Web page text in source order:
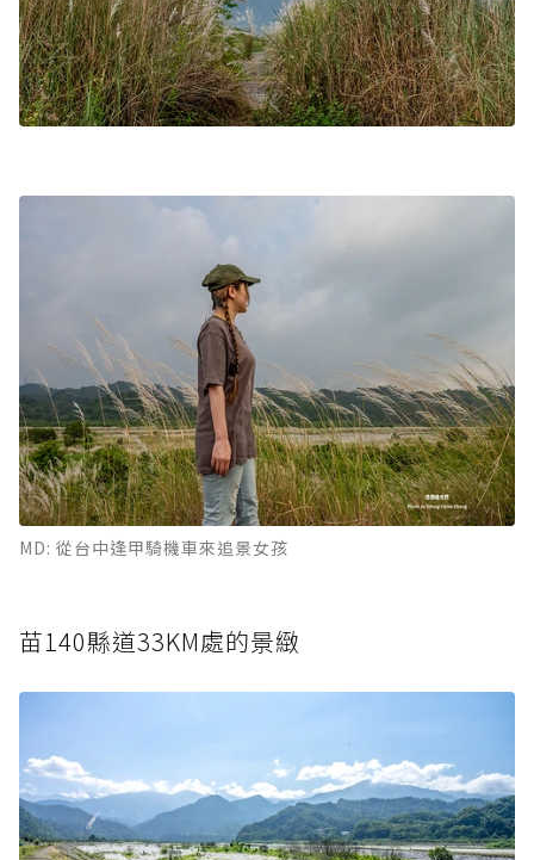
MD: 從台中逢甲騎機車來追景女孩
苗140縣道33KM處的景緻